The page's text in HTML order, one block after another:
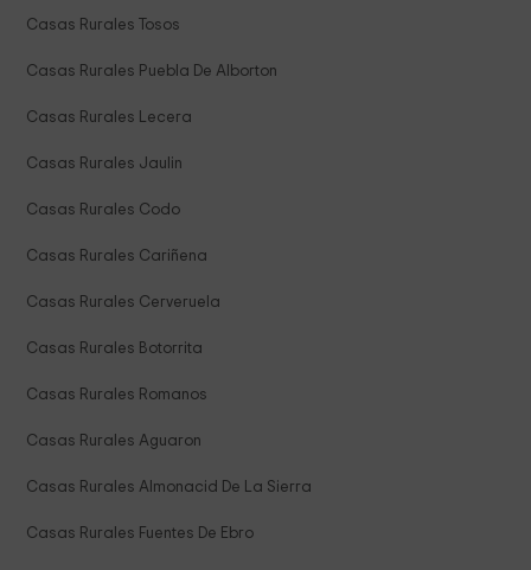
Casas Rurales Tosos
Casas Rurales Puebla De Alborton
Casas Rurales Lecera
Casas Rurales Jaulin
Casas Rurales Codo
Casas Rurales Cariñena
Casas Rurales Cerveruela
Casas Rurales Botorrita
Casas Rurales Romanos
Casas Rurales Aguaron
Casas Rurales Almonacid De La Sierra
Casas Rurales Fuentes De Ebro